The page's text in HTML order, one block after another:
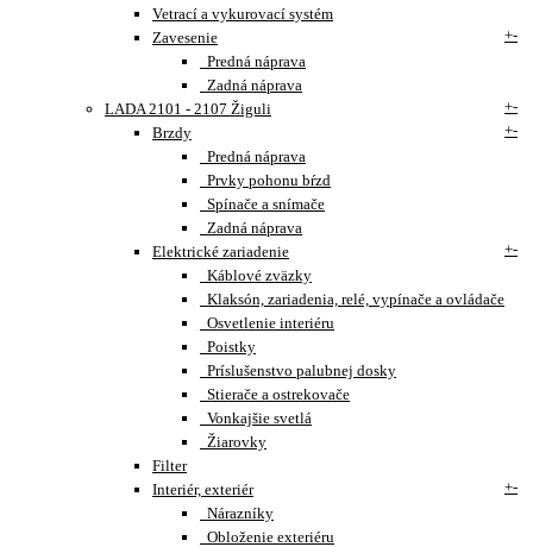
Vetrací a vykurovací systém
Zavesenie
+-
Predná náprava
Zadná náprava
LADA 2101 - 2107 Žiguli
+-
Brzdy
+-
Predná náprava
Prvky pohonu bŕzd
Spínače a snímače
Zadná náprava
Elektrické zariadenie
+-
Káblové zväzky
Klaksón, zariadenia, relé, vypínače a ovládače
Osvetlenie interiéru
Poistky
Príslušenstvo palubnej dosky
Stierače a ostrekovače
Vonkajšie svetlá
Žiarovky
Filter
Interiér, exteriér
+-
Nárazníky
Obloženie exteriéru